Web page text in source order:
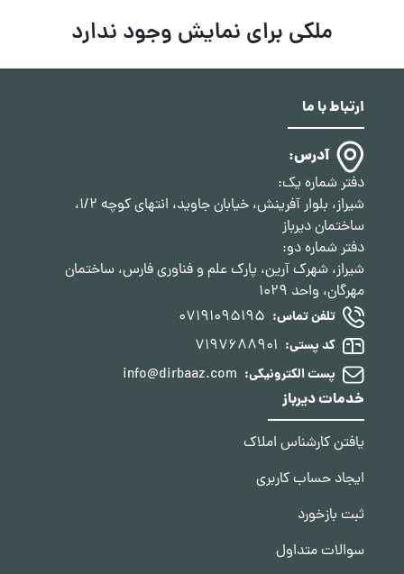
ملکی برای نمایش وجود ندارد
ارتباط با ما
آدرس:
دفتر شماره یک:
شیراز، بلوار آفرینش، خیابان جاوید، انتهای کوچه 1/2،
ساختمان دیرباز
دفتر شماره دو:
شیراز، شهرک آرین، پارک علم و فناوری فارس، ساختمان
مهرگان، واحد 1029
تلفن تماس: 07191095195
کد پستی: 7197688901
پست الکترونیکی: info@dirbaaz.com
خدمات دیرباز
یافتن کارشناس املاک
ایجاد حساب کاربری
ثبت بازخورد
سوالات متداول